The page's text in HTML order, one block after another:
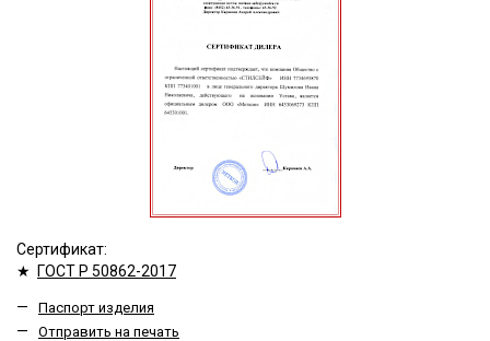
Сертификат:
★ ГОСТ Р 50862-2017
— Паспорт изделия
— Отправить на печать